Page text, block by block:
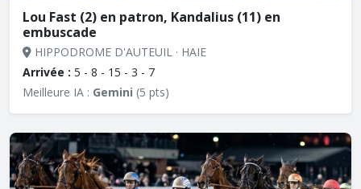
Lou Fast (2) en patron, Kandalius (11) en
embuscade
HIPPODROME D'AUTEUIL · HAIE
Arrivée : 5 - 8 - 15 - 3 - 7
Meilleure IA : Gemini (5 pts)